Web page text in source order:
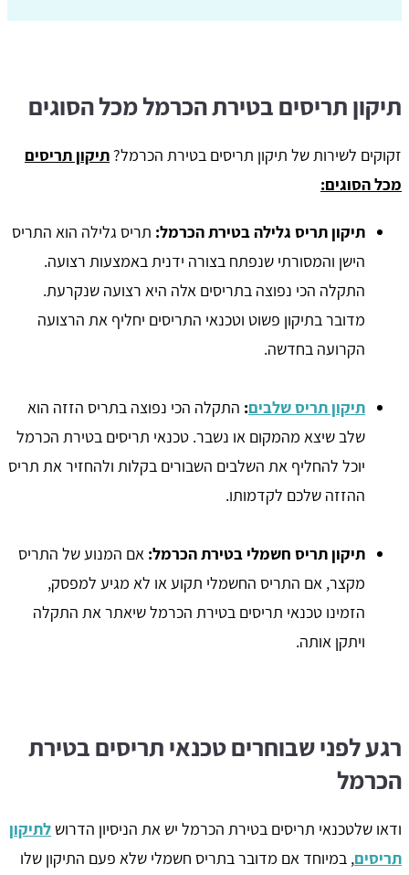
תיקון תריסים בטירת הכרמל מכל הסוגים
זקוקים לשירות של תיקון תריסים בטירת הכרמל? תיקון תריסים
מכל הסוגים:
תיקון תריס גלילה בטירת הכרמל: תריס גלילה הוא התריס
הישן והמסורתי שנפתח בצורה ידנית באמצעות רצועה.
התקלה הכי נפוצה בתריסים אלה היא רצועה שנקרעת.
מדובר בתיקון פשוט וטכנאי התריסים יחליף את הרצועה
הקרועה בחדשה.
תיקון תריס שלבים: התקלה הכי נפוצה בתריס הזזה הוא
שלב שיצא מהמקום או נשבר. טכנאי תריסים בטירת הכרמל
יוכל להחליף את השלבים השבורים בקלות ולהחזיר את תריס
ההזזה שלכם לקדמותו.
תיקון תריס חשמלי בטירת הכרמל: אם המנוע של התריס
מקצר, אם התריס החשמלי תקוע או לא מגיע למפסק,
הזמינו טכנאי תריסים בטירת הכרמל שיאתר את התקלה
ויתקן אותה.
רגע לפני שבוחרים טכנאי תריסים בטירת
הכרמל
ודאו שלטכנאי תריסים בטירת הכרמל יש את הניסיון הדרוש לתיקון
תריסים, במיוחד אם מדובר בתריס חשמלי שלא פעם התיקון שלו